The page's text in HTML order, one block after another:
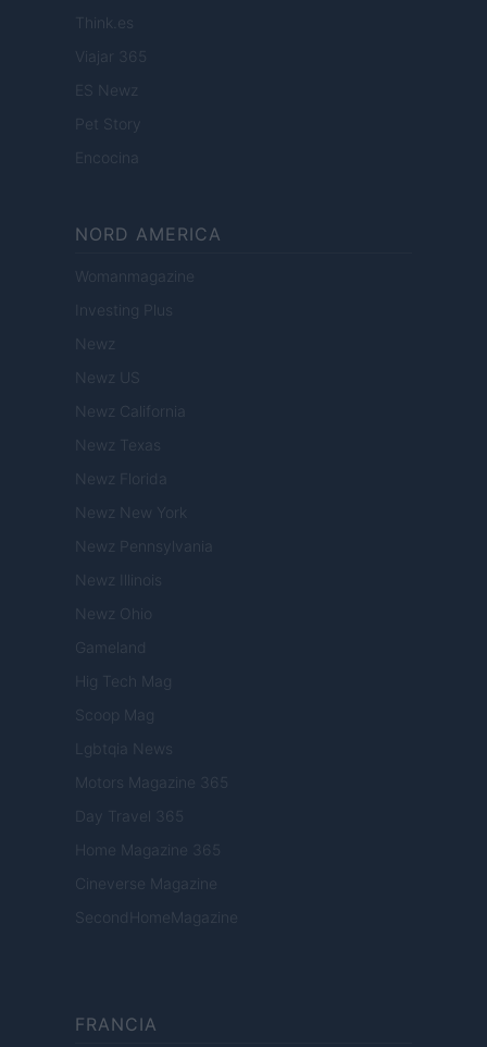
Think.es
Viajar 365
ES Newz
Pet Story
Encocina
NORD AMERICA
Womanmagazine
Investing Plus
Newz
Newz US
Newz California
Newz Texas
Newz Florida
Newz New York
Newz Pennsylvania
Newz Illinois
Newz Ohio
Gameland
Hig Tech Mag
Scoop Mag
Lgbtqia News
Motors Magazine 365
Day Travel 365
Home Magazine 365
Cineverse Magazine
SecondHomeMagazine
FRANCIA